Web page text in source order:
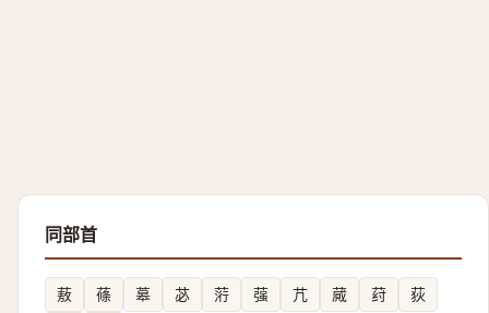
同部首
蔜 蓧 䔌 苾 䓷 蔃 芁 蕆 荮
荻